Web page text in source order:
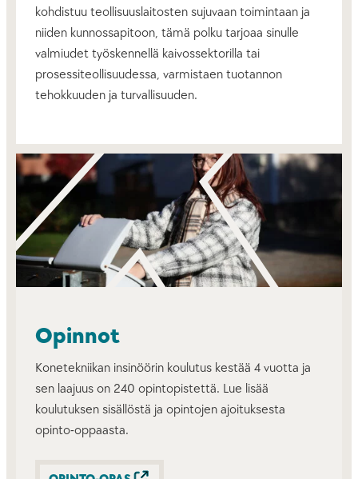
kohdistuu teollisuuslaitosten sujuvaan toimintaan ja
niiden kunnossapitoon, tämä polku tarjoaa sinulle
valmiudet työskennellä kaivossektorilla tai
prosessiteollisuudessa, varmistaen tuotannon
tehokkuuden ja turvallisuuden.
Opinnot
Konetekniikan insinöörin koulutus kestää 4 vuotta ja
sen laajuus on 240 opintopistettä. Lue lisää
koulutuksen sisällöstä ja opintojen ajoituksesta
opinto-oppaasta.